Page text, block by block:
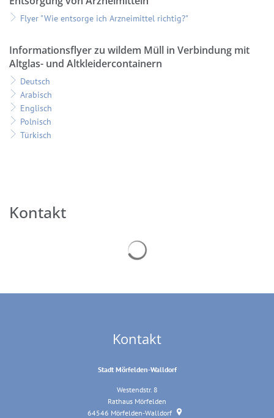
Flyer "Wie entsorge ich Arzneimittel richtig?"
Informationsflyer zu wildem Müll in Verbindung mit
Altglas- und Altkleidercontainern
Deutsch
Arabisch
Englisch
Polnisch
Türkisch
Kontakt
Kontakt
Stadt Mörfelden-Walldorf
Westendstr. 8
Rathaus Mörfelden
64546 Mörfelden-Walldorf